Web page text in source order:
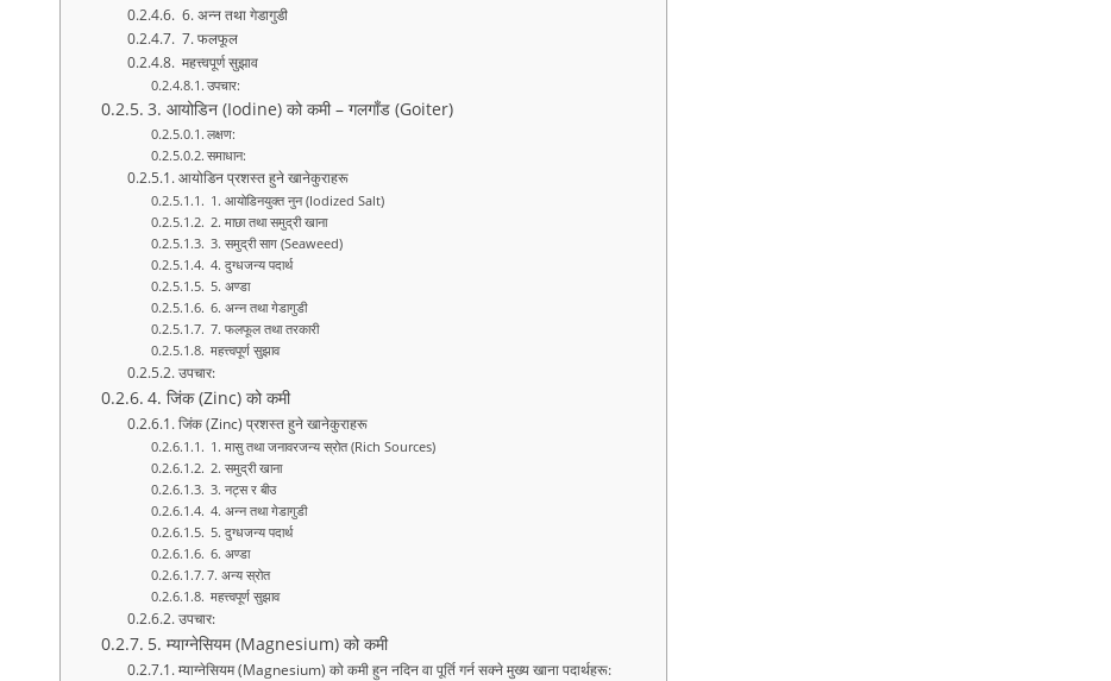
6. अन्न तथा गेडागुडी
7. फलफूल
महत्त्वपूर्ण सुझाव
उपचार:
3. आयोडिन (Iodine) को कमी – गलगाँड (Goiter)
लक्षण:
समाधान:
आयोडिन प्रशस्त हुने खानेकुराहरू
1. आयोडिनयुक्त नुन (Iodized Salt)
2. माछा तथा समुद्री खाना
3. समुद्री साग (Seaweed)
4. दुग्धजन्य पदार्थ
5. अण्डा
6. अन्न तथा गेडागुडी
7. फलफूल तथा तरकारी
महत्त्वपूर्ण सुझाव
उपचार:
4. जिंक (Zinc) को कमी
जिंक (Zinc) प्रशस्त हुने खानेकुराहरू
1. मासु तथा जनावरजन्य स्रोत (Rich Sources)
2. समुद्री खाना
3. नट्स र बीउ
4. अन्न तथा गेडागुडी
5. दुग्धजन्य पदार्थ
6. अण्डा
7. अन्य स्रोत
महत्त्वपूर्ण सुझाव
उपचार:
5. म्याग्नेसियम (Magnesium) को कमी
म्याग्नेसियम (Magnesium) को कमी हुन नदिन वा पूर्ति गर्न सक्ने मुख्य खाना पदार्थहरू: